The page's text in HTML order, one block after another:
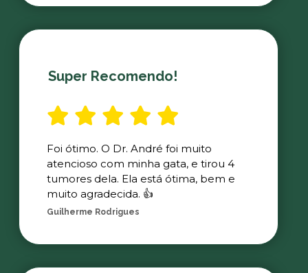
Super Recomendo!
Foi ótimo. O Dr. André foi muito
atencioso com minha gata, e tirou 4
tumores dela. Ela está ótima, bem e
muito agradecida. 👍
Guilherme Rodrigues